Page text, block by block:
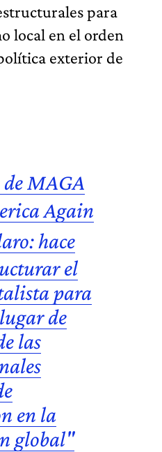
para
local en el orden
exterior de
MAGA
Again
hace
el
para
de
las
en la
global"